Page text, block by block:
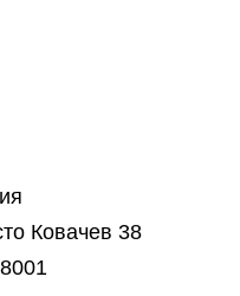
Ковачев 38